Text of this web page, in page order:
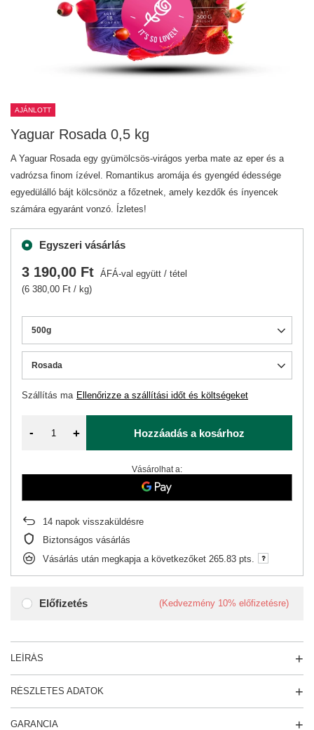
AJÁNLOTT
Yaguar Rosada 0,5 kg
A Yaguar Rosada egy gyümölcsös-virágos yerba mate az eper és a
vadrózsa finom ízével. Romantikus aromája és gyengéd édessége
egyedülálló bájt kölcsönöz a főzetnek, amely kezdők és ínyencek
számára egyaránt vonzó. Ízletes!
Egyszeri vásárlás
Előfizetés (Kedvezmény 10% előfizetésre)
500g
Rosada
Szállítás ma Ellenőrizze a szállítási időt és költségeket
3 190,00 Ft ÁFÁ-val együtt / tétel
(6 380,00 Ft / kg)
- + Hozzáadás a kosárhoz
Vásárolhat a:
14 napok visszaküldésre
Biztonságos vásárlás
Vásárlás után megkapja a következőket 265.83 pts.
LEÍRÁS
RÉSZLETES ADATOK
GARANCIA